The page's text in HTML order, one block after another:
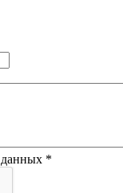
данных *